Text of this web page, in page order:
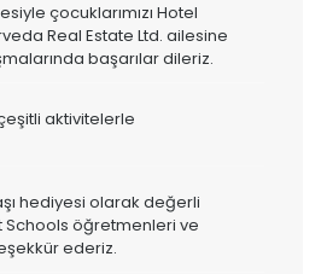
çocuklarımızı Hotel
Real Estate Ltd. ailesine
başarılar dileriz.
aktivitelerle
hediyesi olarak değerli
Schools öğretmenleri ve
ederiz.